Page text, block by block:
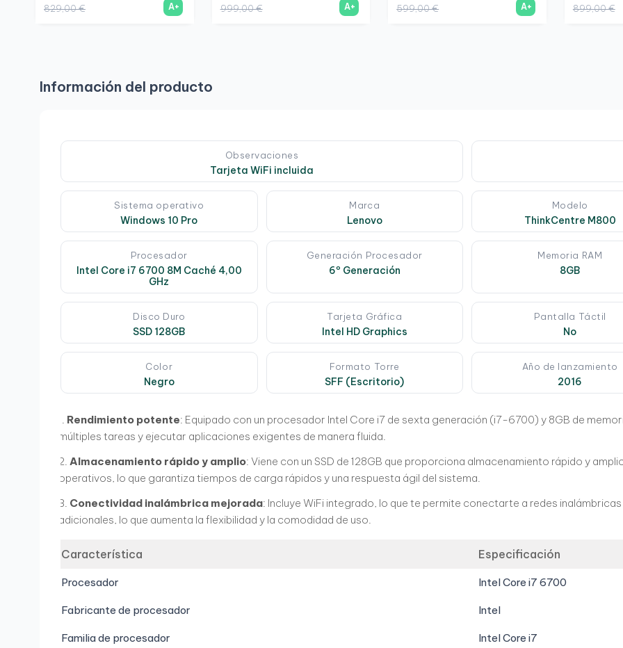
829,00 € A+ 999,00 € A+ 599,00 € A+ 899,00 €
Información del producto
Observaciones
Tarjeta WiFi incluida
Sistema operativo
Windows 10 Pro
Marca
Lenovo
Modelo
ThinkCentre M800
Procesador
Intel Core i7 6700 8M Caché 4,00
GHz
Generación Procesador
6º Generación
Memoria RAM
8GB
Disco Duro
SSD 128GB
Tarjeta Gráfica
Intel HD Graphics
Pantalla Táctil
No
Color
Negro
Formato Torre
SFF (Escritorio)
Año de lanzamiento
2016
Rendimiento potente: Equipado con un procesador Intel Core i7 de sexta generación (i7-6700) y 8GB de
múltiples tareas y ejecutar aplicaciones exigentes de manera fluida.
Almacenamiento rápido y amplio: Viene con un SSD de 128GB que proporciona almacenamiento rápido y
operativos, lo que garantiza tiempos de carga rápidos y una respuesta ágil del sistema.
Conectividad inalámbrica mejorada: Incluye WiFi integrado, lo que te permite conectarte a redes
adicionales, lo que aumenta la flexibilidad y la comodidad de uso.
Característica Especificación
Procesador Intel Core i7 6700
Fabricante de procesador Intel
Familia de procesador Intel Core i7